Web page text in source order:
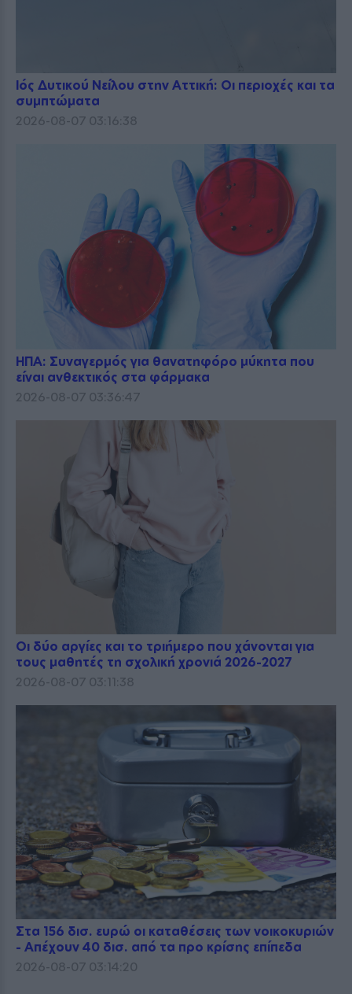
Ιός Δυτικού Νείλου στην Αττική: Οι περιοχές και τα
συμπτώματα
2026-08-07 03:16:38
ΗΠΑ: Συναγερμός για θανατηφόρο μύκητα που
είναι ανθεκτικός στα φάρμακα
2026-08-07 03:36:47
Οι δύο αργίες και το τριήμερο που χάνονται για
τους μαθητές τη σχολική χρονιά 2026-2027
2026-08-07 03:11:38
Στα 156 δισ. ευρώ οι καταθέσεις των νοικοκυριών
- Απέχουν 40 δισ. από τα προ κρίσης επίπεδα
2026-08-07 03:14:20